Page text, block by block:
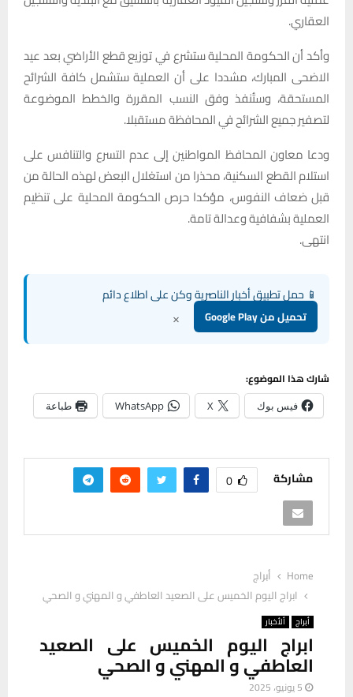
العقاري.
وأكد أن الحكومة المحلية ستشرع في توزيع قطع الأراضي بعد عيد
الاضحى المبارك، مشددا على أن العملية ستشمل كافة الشرائح
المستحقة، وستُنفذ وفق النسب المقررة والخطط الموضوعة
لتصفير جميع الشرائح في المحافظة مستقبلا.
ودعا معاون المحافظ المواطنين إلى عدم التسرع والتنافس على
استلام القطع السكنية، محذرا من استغلال البعض لهذه الحالة من
قبل ضعاف النفوس، مؤكدا حرص الحكومة المحلية على تنظيم
العملية بشفافية وعدالة تامة.
انتهى.
📱 حمل تطبيق أخبار الناصرية وكن على اطلاع دائم
تحميل من Google Play ×
شارك هذا الموضوع:
فيس بوك X
WhatsApp طباعة
مشاركة 0
Home
أبراج
ابراج اليوم الخميس على الصعيد العاطفي و المهني و الصحي
أبراج ألأخبار
ابراج اليوم الخميس على الصعيد
العاطفي و المهني و الصحي
5 يونيو، 2025